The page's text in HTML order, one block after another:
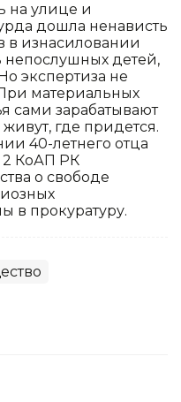
на улице и
дошла ненависть
в изнасиловании
непослушных детей,
экспертиза не
материальных
сами зарабатывают
где придется.
40-летнего отца
2 КоАП РК
о свободе
в прокуратуру.